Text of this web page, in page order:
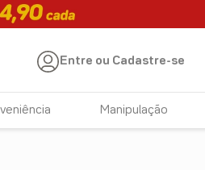
Entre ou Cadastre-se
Manipulação